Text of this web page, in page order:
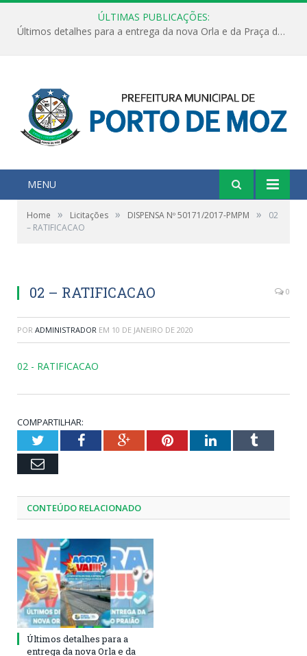
ÚLTIMAS PUBLICAÇÕES:
Últimos detalhes para a entrega da nova Orla e da Praça do Praião
MENU
Home » Licitações » DISPENSA Nº 50171/2017-PMPM »
02
– RATIFICACAO
02 – RATIFICACAO 0
POR ADMINISTRADOR EM 10 DE JANEIRO DE 2020
02 - RATIFICACAO
COMPARTILHAR:
TwitterFacebookGoogle+PinterestLinkedInTumblr
Email
CONTEÚDO RELACIONADO
Últimos detalhes para a
entrega da nova Orla e da